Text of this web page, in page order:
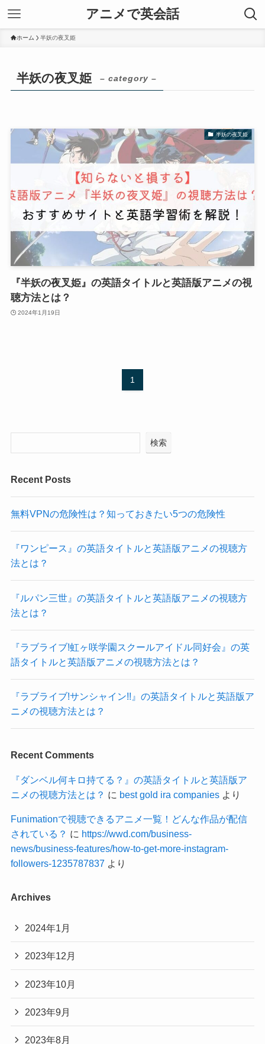
アニメで英会話
ホーム 半妖の夜叉姫
半妖の夜叉姫 – category –
半妖の夜叉姫
『半妖の夜叉姫』の英語タイトルと英語版アニメの視
聴方法とは？
2024年1月19日
1
検索
Recent Posts
無料VPNの危険性は？知っておきたい5つの危険性
『ワンピース』の英語タイトルと英語版アニメの視聴方
法とは？
『ルパン三世』の英語タイトルと英語版アニメの視聴方
法とは？
『ラブライブ!虹ヶ咲学園スクールアイドル同好会』の英
語タイトルと英語版アニメの視聴方法とは？
『ラブライブ!サンシャイン!!』の英語タイトルと英語版ア
ニメの視聴方法とは？
Recent Comments
『ダンベル何キロ持てる？』の英語タイトルと英語版ア
ニメの視聴方法とは？ に best gold ira companiesより
Funimationで視聴できるアニメ一覧！どんな作品が配信
されている？ に https://wwd.com/business-
news/business-features/how-to-get-more-instagram-
followers-1235787837 より
Archives
2024年1月
2023年12月
2023年10月
2023年9月
2023年8月